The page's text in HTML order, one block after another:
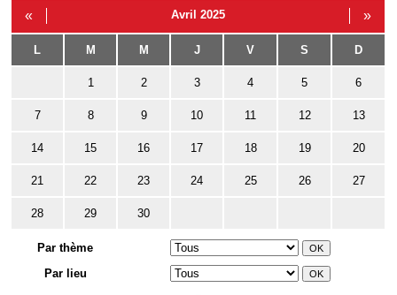
« Avril 2025 »
L M M J V S D
1 2 3 4 5 6
7 8 9 10 11 12 13
14 15 16 17 18 19 20
21 22 23 24 25 26 27
28 29 30
Par thème
Par lieu